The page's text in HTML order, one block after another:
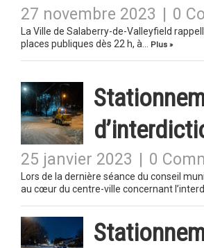
27 novembre 2023 0
La Ville de Salaberry-de-Valleyfield
places publiques dès 22 h, à…
Plus »
25 janvier 2023 0
Lors de la dernière séance du conseil
au cœur du centre-ville concernant